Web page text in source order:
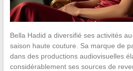
Bella Hadid a diversifié ses activités
saison haute couture. Sa marque de
dans des productions audiovisuelles
considérablement ses sources de